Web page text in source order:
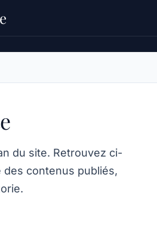
du site. Retrouvez ci-
des contenus publiés,